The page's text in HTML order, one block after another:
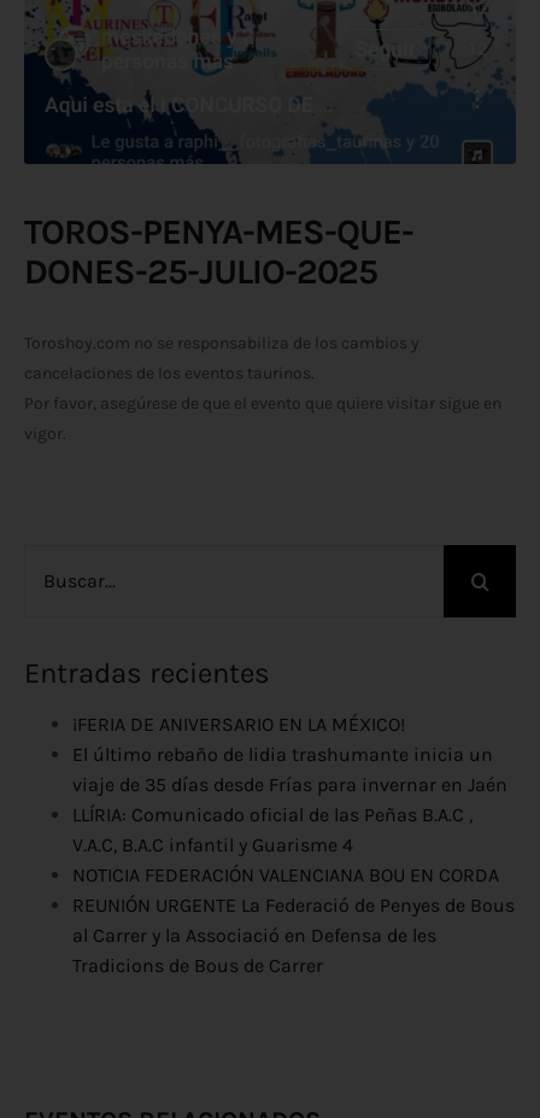
TOROS-PENYA-MES-QUE-
DONES-25-JULIO-2025
Toroshoy.com no se responsabiliza de los cambios y
cancelaciones de los eventos taurinos.
Por favor, asegúrese de que el evento que quiere visitar sigue en
vigor.
Entradas recientes
¡FERIA DE ANIVERSARIO EN LA MÉXICO!
El último rebaño de lidia trashumante inicia un
viaje de 35 días desde Frías para invernar en Jaén
LLÍRIA: Comunicado oficial de las Peñas B.A.C ,
V.A.C, B.A.C infantil y Guarisme 4
NOTICIA FEDERACIÓN VALENCIANA BOU EN CORDA
REUNIÓN URGENTE La Federació de Penyes de Bous
al Carrer y la Associació en Defensa de les
Tradicions de Bous de Carrer